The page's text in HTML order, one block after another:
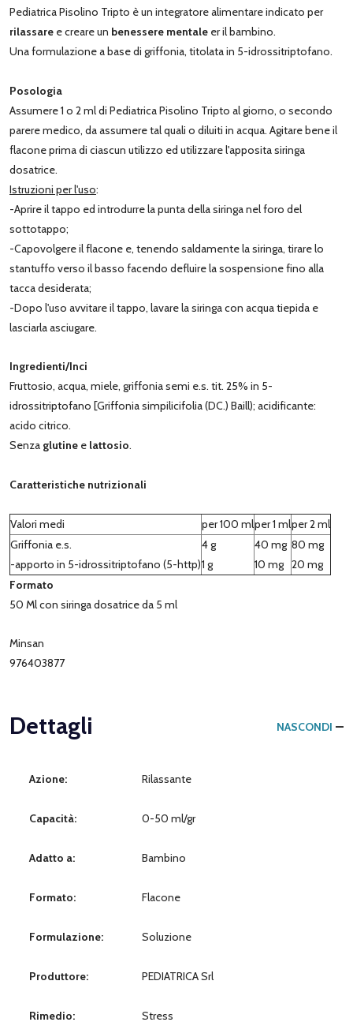
Pediatrica Pisolino Tripto è un integratore alimentare indicato per
rilassare e creare un benessere mentale er il bambino.
Una formulazione a base di griffonia, titolata in 5-idrossitriptofano.
Posologia
Assumere 1 o 2 ml di Pediatrica Pisolino Tripto al giorno, o secondo
parere medico, da assumere tal quali o diluiti in acqua. Agitare bene il
flacone prima di ciascun utilizzo ed utilizzare l'apposita siringa
dosatrice.
Istruzioni per l'uso:
-Aprire il tappo ed introdurre la punta della siringa nel foro del
sottotappo;
-Capovolgere il flacone e, tenendo saldamente la siringa, tirare lo
stantuffo verso il basso facendo defluire la sospensione fino alla
tacca desiderata;
-Dopo l'uso avvitare il tappo, lavare la siringa con acqua tiepida e
lasciarla asciugare.
Ingredienti/Inci
Fruttosio, acqua, miele, griffonia semi e.s. tit. 25% in 5-
idrossitriptofano [Griffonia simpilicifolia (DC.) Baill); acidificante:
acido citrico.
Senza glutine e lattosio.
Caratteristiche nutrizionali
Valori medi per 100 mlper 1 mlper 2 ml
Griffonia e.s.
-apporto in 5-idrossitriptofano (5-http)
4 g
1 g
40 mg
10 mg
80 mg
20 mg
Formato
50 Ml con siringa dosatrice da 5 ml
Minsan
976403877
Dettagli NASCONDI
Azione: Rilassante
Capacità: 0-50 ml/gr
Adatto a: Bambino
Formato: Flacone
Formulazione: Soluzione
Produttore: PEDIATRICA Srl
Rimedio: Stress